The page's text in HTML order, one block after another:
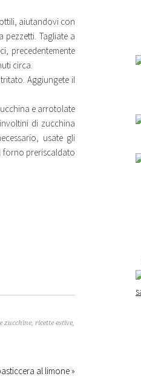
aiutandovi con
pezzetti. Tagliate a
precedentemente
circa.
Aggiungete il
e arrotolate
di zucchina
usate gli
forno preriscaldato
zucchine, ricette estive,
al limone »